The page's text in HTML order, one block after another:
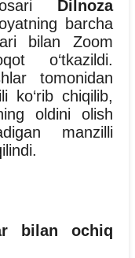
Dilnoza
barcha
bilan Zoom
o‘tkazildi.
tomonidan
ko‘rib chiqilib,
oldini olish
manzilli
bilan ochiq